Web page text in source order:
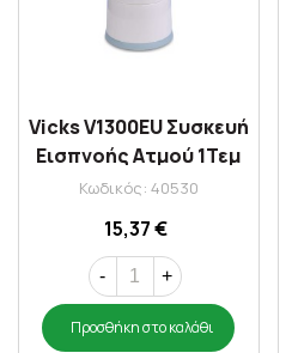
Vicks V1300EU Συσκευή
Εισπνοής Ατμού 1Τεμ
Κωδικός: 40530
15,37 €
- +
Προσθήκη στο καλάθι